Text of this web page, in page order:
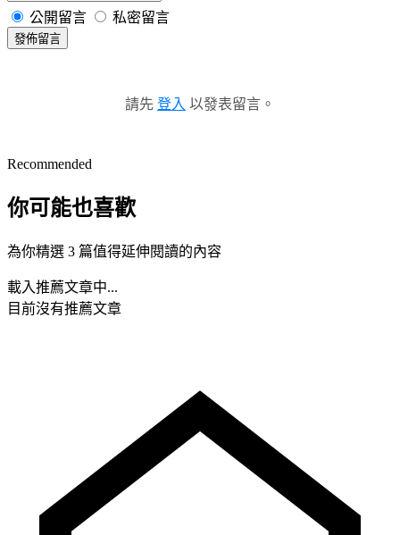
公開留言 私密留言
發佈留言
請先 登入 以發表留言。
Recommended
你可能也喜歡
為你精選 3 篇值得延伸閱讀的內容
載入推薦文章中...
目前沒有推薦文章